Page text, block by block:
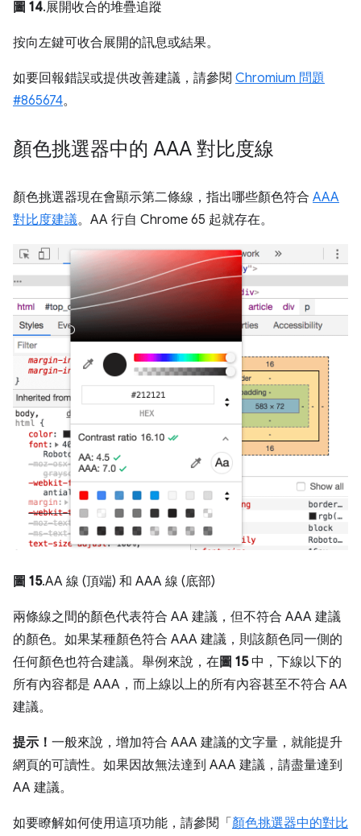
圖 14.展開收合的堆疊追蹤
按向左鍵可收合展開的訊息或結果。
如要回報錯誤或提供改善建議，請參閱 Chromium 問題
#865674。
顏色挑選器中的 AAA 對比度線
顏色挑選器現在會顯示第二條線，指出哪些顏色符合 AAA
對比度建議。AA 行自 Chrome 65 起就存在。
圖 15.AA 線 (頂端) 和 AAA 線 (底部)
兩條線之間的顏色代表符合 AA 建議，但不符合 AAA 建議
的顏色。如果某種顏色符合 AAA 建議，則該顏色同一側的
任何顏色也符合建議。舉例來說，在 圖 15中，下線以下的
所有內容都是 AAA，而上線以上的所有內容甚至不符合 AA
建議。
提示！ 一般來說，增加符合 AAA 建議的文字量，就能提升
網頁的可讀性。如果因故無法達到 AAA 建議，請盡量達到
AA 建議。
如要瞭解如何使用這項功能，請參閱「顏色挑選器中的對比